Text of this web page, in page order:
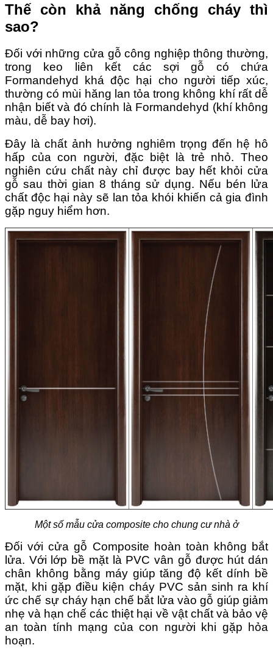
Thế còn khả năng chống cháy thì
sao?
Đối với những cửa gỗ công nghiệp thông thường,
trong keo liên kết các sợi gỗ có chứa
Formandehyd khá độc hại cho người tiếp xúc,
thường có mùi hăng lan tỏa trong không khí rất dễ
nhận biết và đó chính là Formandehyd (khí không
màu, dễ bay hơi).
Đây là chất ảnh hưởng nghiêm trọng đến hệ hô
hấp của con người, đặc biệt là trẻ nhỏ. Theo
nghiên cứu chất này chỉ được bay hết khỏi cửa
gỗ sau thời gian 8 tháng sử dụng. Nếu bén lửa
chất độc hại này sẽ lan tỏa khói khiến cả gia đình
gặp nguy hiểm hơn.
Một số mẫu cửa composite cho chung cư nhà ở
Đối với cửa gỗ Composite hoàn toàn không bắt
lửa. Với lớp bề mặt là PVC vân gỗ được hút dán
chân không bằng máy giúp tăng độ kết dính bề
mặt, khi gặp điều kiện cháy PVC sản sinh ra khí
ức chế sự cháy hạn chế bắt lửa vào gỗ giúp giảm
nhẹ và hạn chế các thiệt hại về vật chất và bảo vệ
an toàn tính mạng của con người khi gặp hỏa
hoạn.